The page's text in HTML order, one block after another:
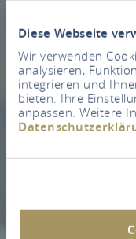
Diese Webseite
Wir verwenden
analysieren,
integrieren und
bieten. Ihre
anpassen. Weitere